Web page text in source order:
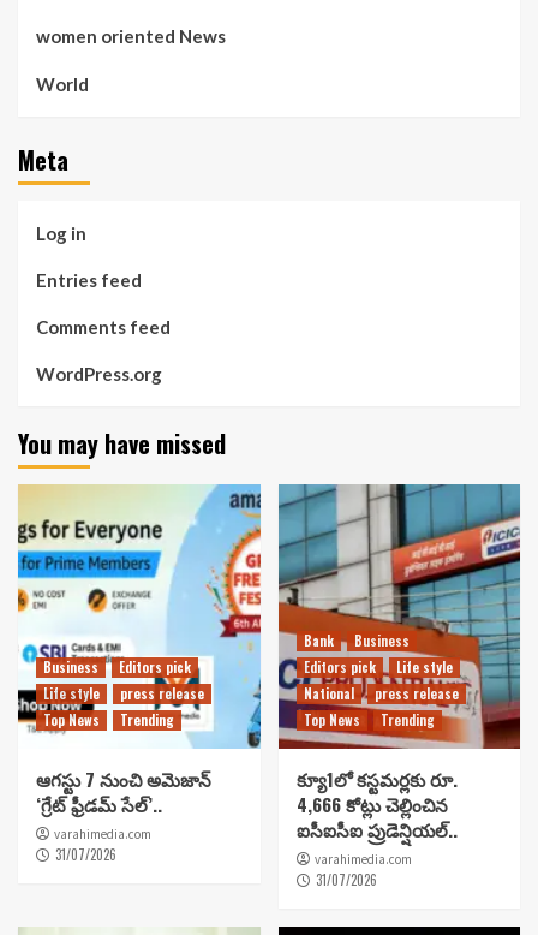
women oriented News
World
Meta
Log in
Entries feed
Comments feed
WordPress.org
You may have missed
Business
Editors pick
Life style
press release
Top News
Trending
ఆగస్టు 7 నుంచి అమెజాన్
‘గ్రేట్ ఫ్రీడమ్ సేల్’..
varahimedia.com
31/07/2026
Bank
Business
Editors pick
Life style
National
press release
Top News
Trending
క్యూ1లో కస్టమర్లకు రూ.
4,666 కోట్లు చెల్లించిన
ఐసీఐసీఐ ప్రుడెన్షియల్..
varahimedia.com
31/07/2026